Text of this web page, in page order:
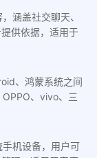
涵盖社交聊天、
供依据，适用于
、鸿蒙系统之间
、vivo、三
机设备，用户可